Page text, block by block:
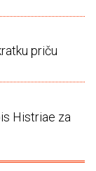
priču
Histriae za